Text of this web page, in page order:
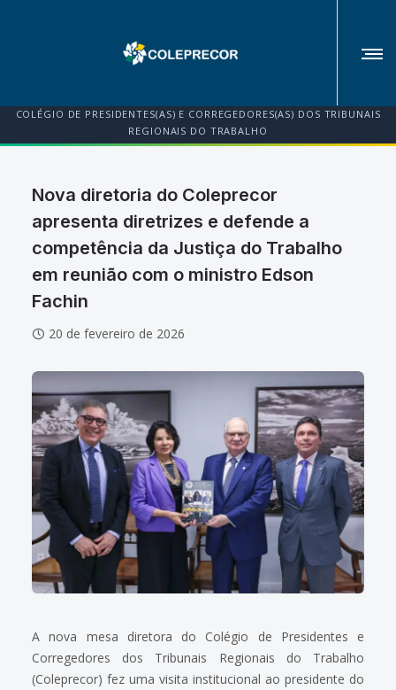
COLÉGIO DE PRESIDENTES(AS) E CORREGEDORES(AS) DOS TRIBUNAIS
REGIONAIS DO TRABALHO
Nova diretoria do Coleprecor
apresenta diretrizes e defende a
competência da Justiça do Trabalho
em reunião com o ministro Edson
Fachin
20 de fevereiro de 2026
A nova mesa diretora do Colégio de Presidentes e
Corregedores dos Tribunais Regionais do Trabalho
(Coleprecor) fez uma visita institucional ao presidente do